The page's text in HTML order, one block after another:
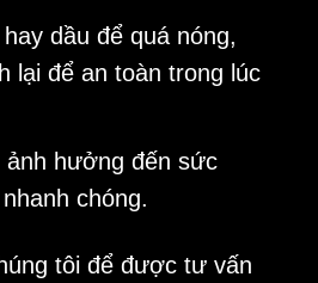
dầu để quá nóng,
lại để an toàn trong lúc
ảnh hưởng đến sức
chóng.
tôi để được tư vấn